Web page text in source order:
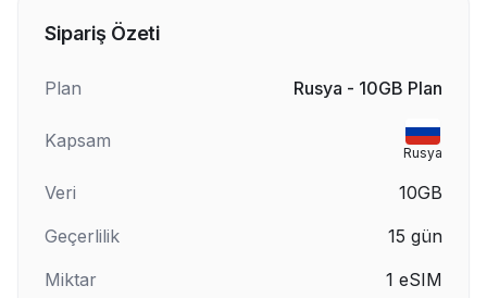
Sipariş Özeti
Plan Rusya - 10GB Plan
Kapsam
Rusya
Veri
10GB
Geçerlilik
15 gün
Miktar
1 eSIM